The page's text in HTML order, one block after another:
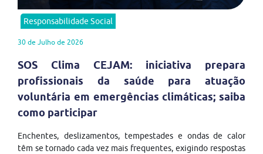
Responsabilidade Social
30 de Julho de 2026
SOS Clima CEJAM: iniciativa prepara
profissionais da saúde para atuação
voluntária em emergências climáticas; saiba
como participar
Enchentes, deslizamentos, tempestades e ondas de calor
têm se tornado cada vez mais frequentes, exigindo respostas